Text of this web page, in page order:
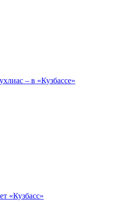
– в «Кузбассе»
«Кузбасс»